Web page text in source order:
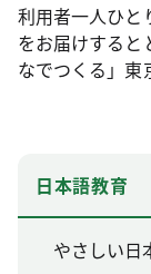
利用者一人ひと
をお届けすると
なでつくる」東
日本語教育
やさしい日